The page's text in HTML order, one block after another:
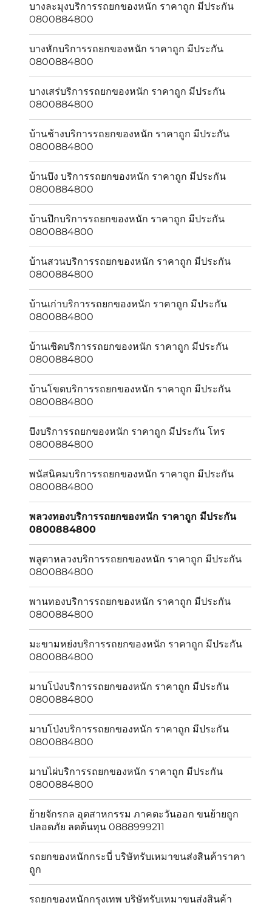
บางละมุงบริการรถยกของหนัก ราคาถูก มีประกัน
0800884800
บางหักบริการรถยกของหนัก ราคาถูก มีประกัน
0800884800
บางเสร่บริการรถยกของหนัก ราคาถูก มีประกัน
0800884800
บ้านช้างบริการรถยกของหนัก ราคาถูก มีประกัน
0800884800
บ้านบึง บริการรถยกของหนัก ราคาถูก มีประกัน
0800884800
บ้านปึกบริการรถยกของหนัก ราคาถูก มีประกัน
0800884800
บ้านสวนบริการรถยกของหนัก ราคาถูก มีประกัน
0800884800
บ้านเก่าบริการรถยกของหนัก ราคาถูก มีประกัน
0800884800
บ้านเซิดบริการรถยกของหนัก ราคาถูก มีประกัน
0800884800
บ้านโขดบริการรถยกของหนัก ราคาถูก มีประกัน
0800884800
บึงบริการรถยกของหนัก ราคาถูก มีประกัน โทร
0800884800
พนัสนิคมบริการรถยกของหนัก ราคาถูก มีประกัน
0800884800
พลวงทองบริการรถยกของหนัก ราคาถูก มีประกัน
0800884800
พลูตาหลวงบริการรถยกของหนัก ราคาถูก มีประกัน
0800884800
พานทองบริการรถยกของหนัก ราคาถูก มีประกัน
0800884800
มะขามหย่งบริการรถยกของหนัก ราคาถูก มีประกัน
0800884800
มาบโป่งบริการรถยกของหนัก ราคาถูก มีประกัน
0800884800
มาบโป่งบริการรถยกของหนัก ราคาถูก มีประกัน
0800884800
มาบไผ่บริการรถยกของหนัก ราคาถูก มีประกัน
0800884800
ย้ายจักรกล อุตสาหกรรม ภาคตะวันออก ขนย้ายถูก
ปลอดภัย ลดต้นทุน 0888999211
รถยกของหนักกระบี่ บริษัทรับเหมาขนส่งสินค้าราคา
ถูก
รถยกของหนักกรุงเทพ บริษัทรับเหมาขนส่งสินค้า